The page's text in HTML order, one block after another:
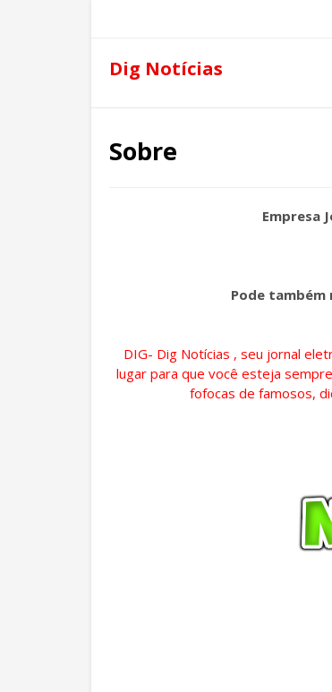
Dig Notícias
Sobre
Empresa
Pode também
DIG- Dig Notícias , seu jornal
lugar para que você esteja
fofocas de famosos,